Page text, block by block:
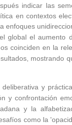
indicar las
en contextos
enfoques
global el aumento
coinciden en la
mostrando
y
y confrontación
y la
como la